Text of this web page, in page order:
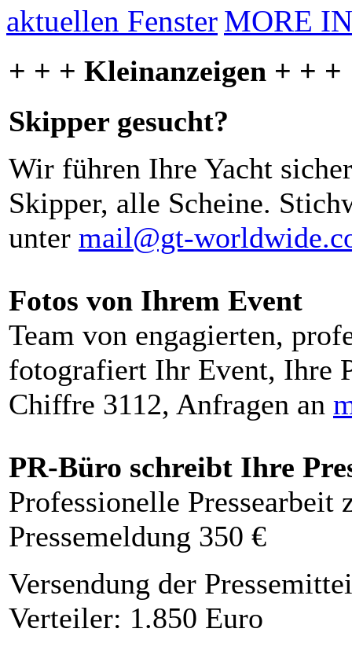
MORE
+ + + Kleinanzeigen + + +
Skipper gesucht?
Wir führen Ihre Yacht
Skipper, alle Scheine.
unter mail@gt-
Fotos von Ihrem Event
Team von engagierten,
fotografiert Ihr Event, Ihre
Chiffre 3112, Anfragen an
PR-Büro schreibt Ihre
Professionelle Pressearbeit
Pressemeldung 350 €
Versendung der
Verteiler: 1.850 Euro